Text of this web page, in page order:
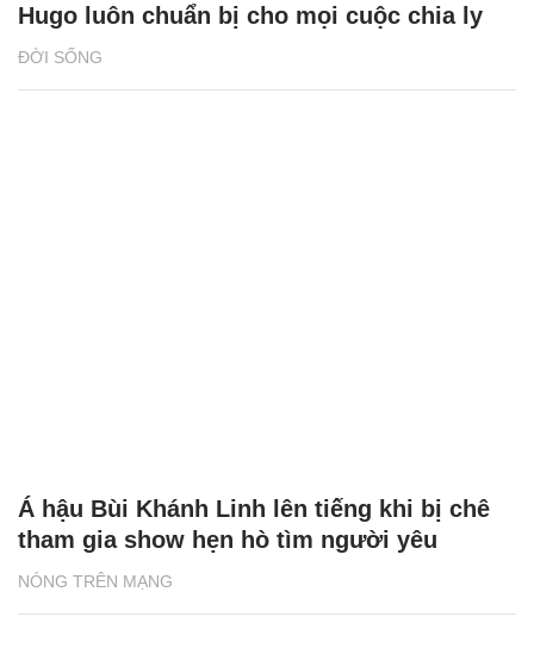
ĐỜI SỐNG
Hugo luôn chuẩn bị cho mọi cuộc chia ly
NÓNG TRÊN MẠNG
Á hậu Bùi Khánh Linh lên tiếng khi bị chê
tham gia show hẹn hò tìm người yêu